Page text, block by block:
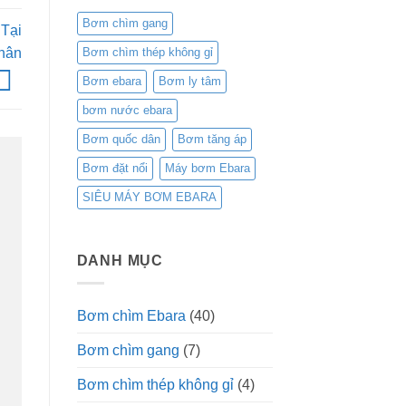
Bơm chìm gang
Bơm chìm thép không gỉ
Bơm ebara Bơm ly tâm
bơm nước ebara
Bơm quốc dân Bơm tăng áp
Bơm đặt nổi Máy bơm Ebara
SIÊU MÁY BƠM EBARA
DANH MỤC
Bơm chìm Ebara (40)
Bơm chìm gang (7)
Bơm chìm thép không gỉ(4)